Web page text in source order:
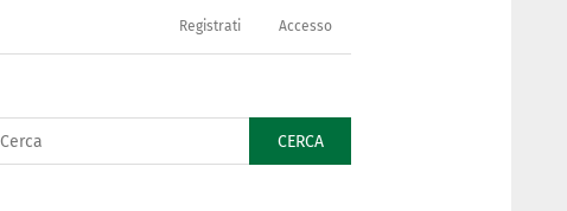
Registrati Accesso
CERCA